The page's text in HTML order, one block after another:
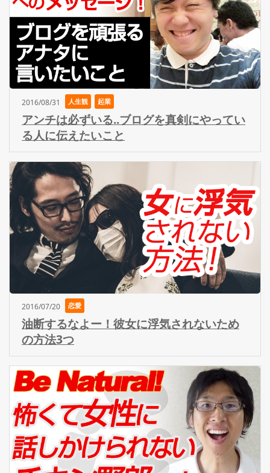
2016/08/31 人生観 起業
アンチは必ずいる..ブログを真剣にやってい
る人に伝えたいこと
2016/07/20 恋愛
油断するなよー！彼女に浮気されないため
の方法3つ